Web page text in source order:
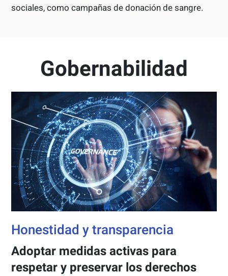
sociales, como campañas de donación de sangre.
Gobernabilidad
Honestidad y transparencia
Adoptar medidas activas para
respetar y preservar los derechos